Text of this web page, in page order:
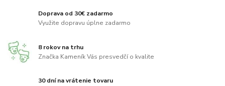
Doprava od 30€ zadarmo
Využite dopravu úplne zadarmo
8 rokov na trhu
Značka Kameník Vás presvedčí o kvalite
30 dní na vrátenie tovaru